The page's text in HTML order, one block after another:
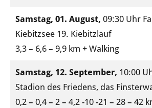
Samstag, 01. August, 09:30 Uhr
Kiebitzsee 19. Kiebitzlauf
3,3 – 6,6 – 9,9 km + Walking
Samstag, 12. September, 10:00
Stadion des Friedens, das
0,2 – 0,4 – 2 – 4,2 -10 -21 – 28 – 42